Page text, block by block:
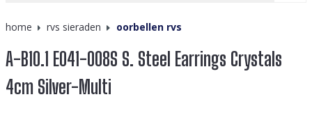
home rvs sieraden oorbellen rvs
A-B10.1 E041-008S S. Steel Earrings Crystals
4cm Silver-Multi